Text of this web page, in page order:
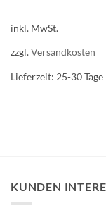
inkl. MwSt.
zzgl.Versandkosten
Lieferzeit: 25-30 Tage
KUNDEN